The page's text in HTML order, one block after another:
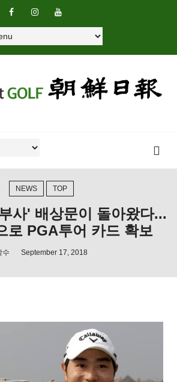
NEWS TOP
사' 배상문이 돌아왔다...
로 PGA투어 카드 확보
수 September 17, 2018